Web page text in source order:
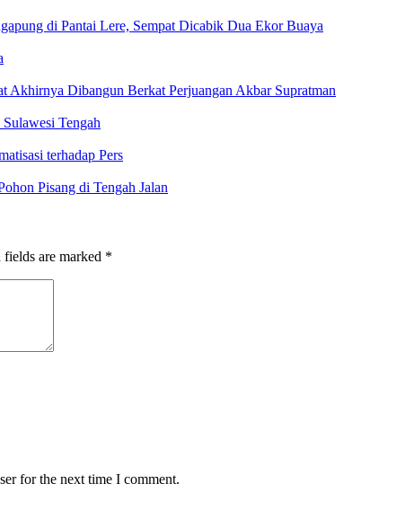
di Pantai Lere, Sempat Dicabik Dua Ekor Buaya
Akhirnya Dibangun Berkat Perjuangan Akbar Supratman
Tengah
terhadap Pers
Pisang di Tengah Jalan
fields are marked *
for the next time I comment.